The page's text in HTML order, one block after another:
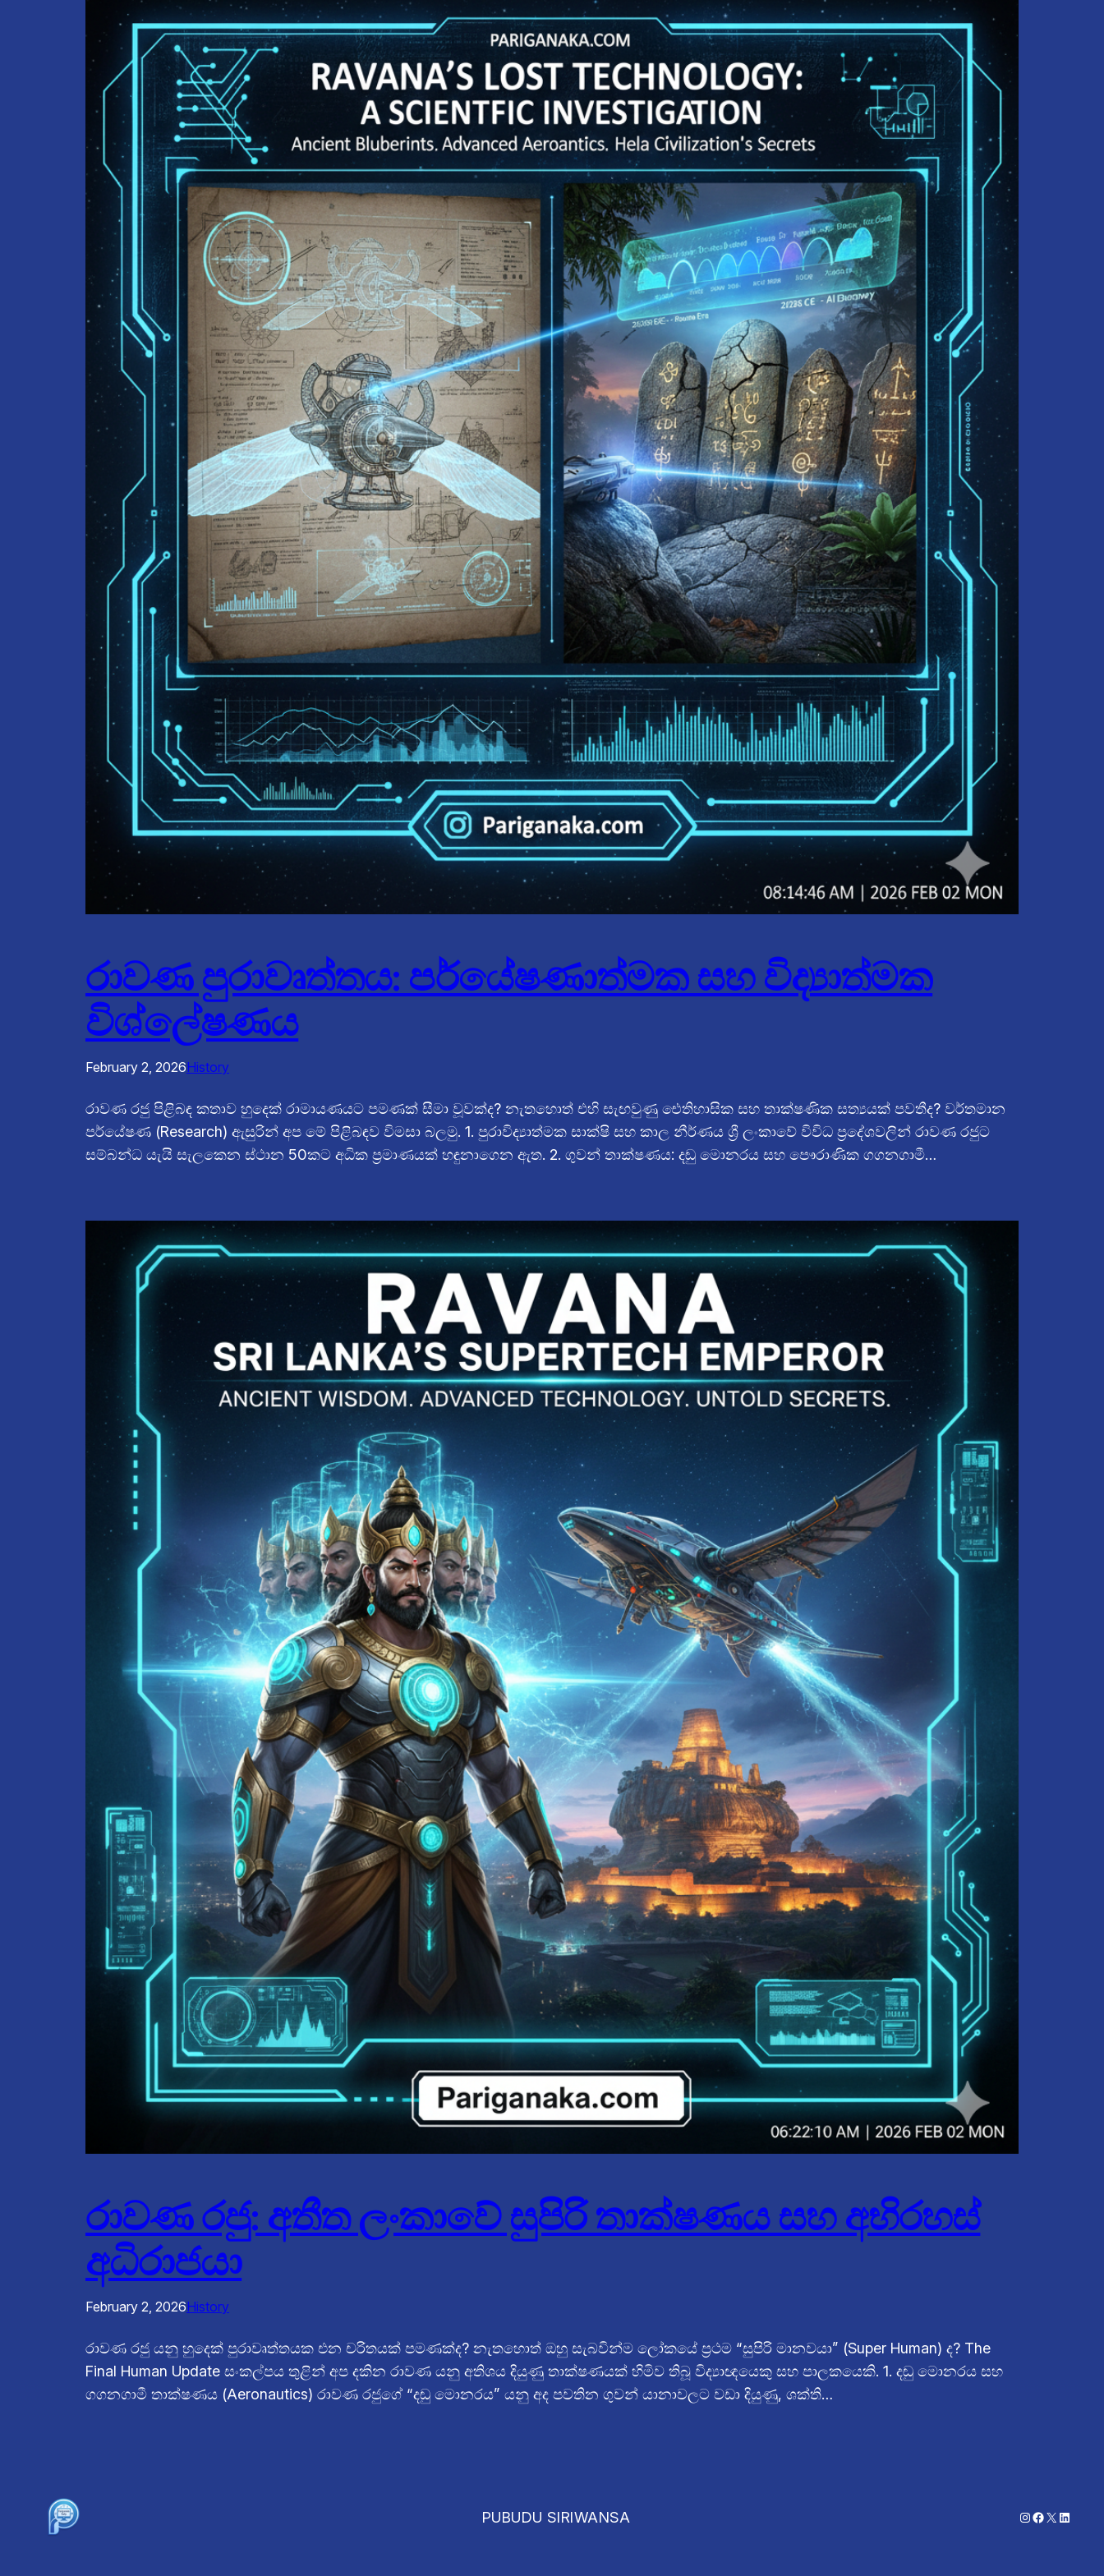
රාවණ පුරාවෘත්තය: පර්යේෂණාත්මක සහ විද්‍යාත්මක
විශ්ලේෂණය
February 2, 2026History
රාවණ රජු පිළිබඳ කතාව හුදෙක් රාමායණයට පමණක් සීමා වූවක්ද? නැතහොත් එහි සැඟවුණු ඓතිහාසික සහ තාක්ෂණික සත්‍යයක් පවතීද? වර්තමාන
පර්යේෂණ (Research) ඇසුරින් අප මේ පිළිබඳව විමසා බලමු. 1. පුරාවිද්‍යාත්මක සාක්ෂි සහ කාල නීර්ණය ශ්‍රී ලංකාවේ විවිධ ප්‍රදේශවලින් රාවණ රජුට
සම්බන්ධ යැයි සැලකෙන ස්ථාන 50කට අධික ප්‍රමාණයක් හඳුනාගෙන ඇත. 2. ගුවන් තාක්ෂණය: දඬු මොනරය සහ පෞරාණික ගගනගාමී…
රාවණ රජු: අතීත ලංකාවේ සුපිරි තාක්ෂණය සහ අභිරහස්
අධිරාජයා
February 2, 2026History
රාවණ රජු යනු හුදෙක් පුරාවෘත්තයක එන චරිතයක් පමණක්ද? නැතහොත් ඔහු සැබවින්ම ලෝකයේ ප්‍රථම “සුපිරි මානවයා” (Super Human) ද? The
Final Human Update සංකල්පය තුළින් අප දකින රාවණ යනු අතිශය දියුණු තාක්ෂණයක් හිමිව තිබූ විද්‍යාඥයෙකු සහ පාලකයෙකි. 1. දඬු මොනරය සහ
ගගනගාමී තාක්ෂණය (Aeronautics) රාවණ රජුගේ “දඬු මොනරය” යනු අද පවතින ගුවන් යානාවලට වඩා දියුණු, ශක්ති…
PUBUDU SIRIWANSA Instagram
Facebook
X